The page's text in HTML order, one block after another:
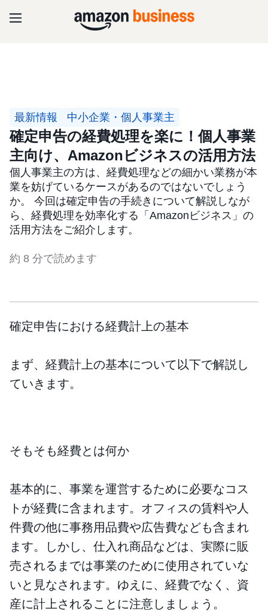
最新情報 中小企業・個人事業主
確定申告の経費処理を楽に！個人事業
主向け、Amazonビジネスの活用方法
個人事業主の方は、経費処理などの細かい業務が本
業を妨げているケースがあるのではないでしょう
か。 今回は確定申告の手続きについて解説しなが
ら、経費処理を効率化する「Amazonビジネス」の
活用方法をご紹介します。
約 8 分で読めます
確定申告における経費計上の基本
まず、経費計上の基本について以下で解説し
ていきます。
そもそも経費とは何か
基本的に、事業を運営するために必要なコス
トが経費に含まれます。オフィスの賃料や人
件費の他に事務用品費や広告費なども含まれ
ます。しかし、仕入れ商品などは、実際に販
売されるまでは事業のために使用されていな
いと見なされます。ゆえに、経費でなく、資
産に計上されることに注意しましょう。